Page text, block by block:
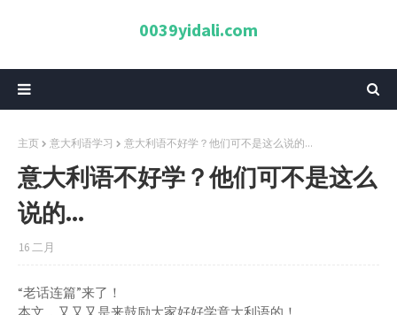
0039yidali.com
主页 意大利语学习 意大利语不好学？他们可不是这么说的...
意大利语不好学？他们可不是这么
说的...
16 二月
“老话连篇”来了！